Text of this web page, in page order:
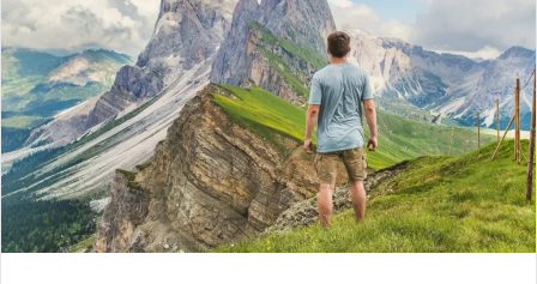
o
w
o
n
X
a
n
e
m
a
i
l